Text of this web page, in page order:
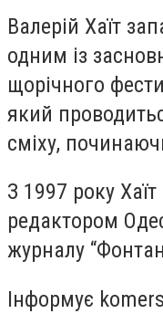
Валерій Хаїт
одним із
щорічного
який
сміху,
З 1997 року
редактором
журналу
Інформує